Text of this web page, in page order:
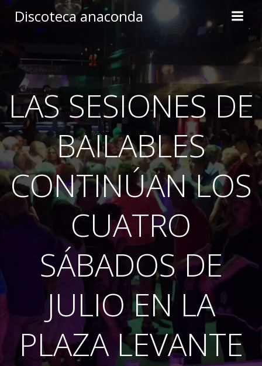
to
Discoteca anaconda
LAS SESIONES DE
BAILABLES
CONTINÚAN LOS
CUATRO
SÁBADOS DE
JULIO EN LA
PLAZA LEVANTE